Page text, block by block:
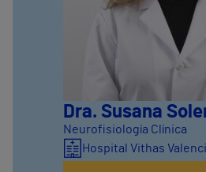
Dra. Susana
Neurofisiología Clínica
Hospital Vithas